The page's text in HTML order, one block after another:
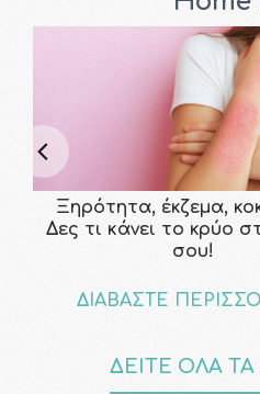
Ξηρότητα, έκζεμα,
Δες τι κάνει το κρύο
σου!
ΔΙΑΒΑΣΤΕ
ΔΕΙΤΕ ΟΛΑ